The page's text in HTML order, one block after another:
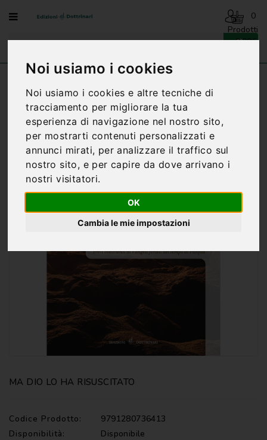
Noi usiamo i cookies
Noi usiamo i cookies e altre tecniche di
tracciamento per migliorare la tua
esperienza di navigazione nel nostro sito,
per mostrarti contenuti personalizzati e
annunci mirati, per analizzare il traffico sul
nostro sito, e per capire da dove arrivano i
nostri visitatori.
OK
Cambia le mie impostazioni
Menu
NATALE
BENEDIZIONI
DELLA
FAMIGLIA
BIOGRAFIA
CARTONCINI
PREGHIERE
CATECHESI
COMMENTI
COMMENTI
SCRITTURA
0
Prodotti
- 0,00€
MA DIO LO HA RISUSCITATO
Codice Prodotto:
9791280736413
Disponibilità:
Disponibile